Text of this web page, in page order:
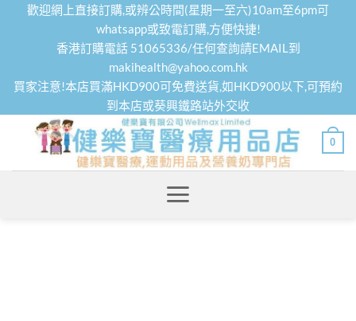
歡迎網上直接訂購,或辨公時間(星期一至六)10am至6pm可
whatsapp或致電訂購,方便快捷!
香港訂購電話 51065336/任何查詢請EMAIL到
makihealth@yahoo.com.hk
買家注意!本店買滿HKD900可免費送貨,如HKD900以下,可預約
到本店或葵興鐵路站外交收
0